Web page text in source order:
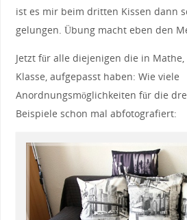
ist es mir beim dritten Kissen dann
gelungen. Übung macht eben den
Jetzt für alle diejenigen die in
Klasse, aufgepasst haben: Wie viele
Anordnungsmöglichkeiten für die
Beispiele schon mal abfotografiert: